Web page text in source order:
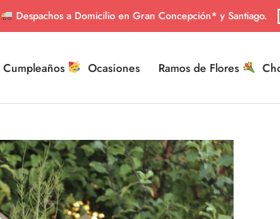
Despachos a Domicilio en Gran Concepción* y Santiago.
Cumpleaños Ocasiones Ramos de Flores